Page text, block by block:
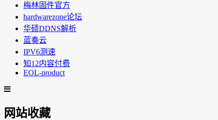
梅林固件官方
hardwarezone论坛
华硕DDNS解析
蓝奏云
IPV6测速
知12内容付费
EOL-product
网站收藏